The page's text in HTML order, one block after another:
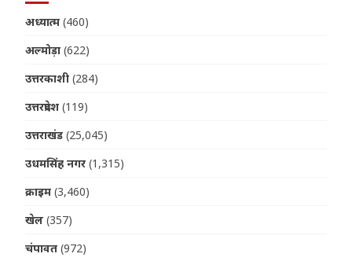
अध्यात्म (460)
अल्मोड़ा (622)
उत्तरकाशी (284)
उत्तरप्रदेश (119)
उत्तराखंड (25,045)
उधमसिंह नगर (1,315)
क्राइम (3,460)
खेल (357)
चंपावत (972)